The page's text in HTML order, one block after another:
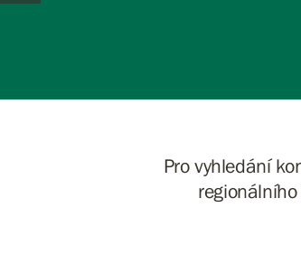
Pro vyhledání